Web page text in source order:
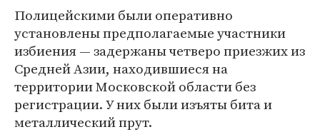
Полицейскими были оперативно
установлены предполагаемые участники
избиения — задержаны четверо приезжих из
Средней Азии, находившиеся на
территории Московской области без
регистрации. У них были изъяты бита и
металлический прут.